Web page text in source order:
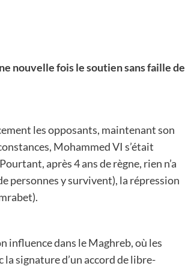
nouvelle fois le soutien sans faille de
les opposants, maintenant son
Mohammed VI s’était
après 4 ans de règne, rien n’a
personnes y survivent), la répression
influence dans le Maghreb, où les
signature d’un accord de libre-